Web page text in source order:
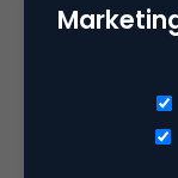
Freelance
het
van 25 jaar
jatten, da’s